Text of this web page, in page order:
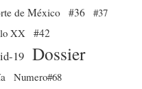
de México #36 #37
XX #42
19 Dossier
Numero#68